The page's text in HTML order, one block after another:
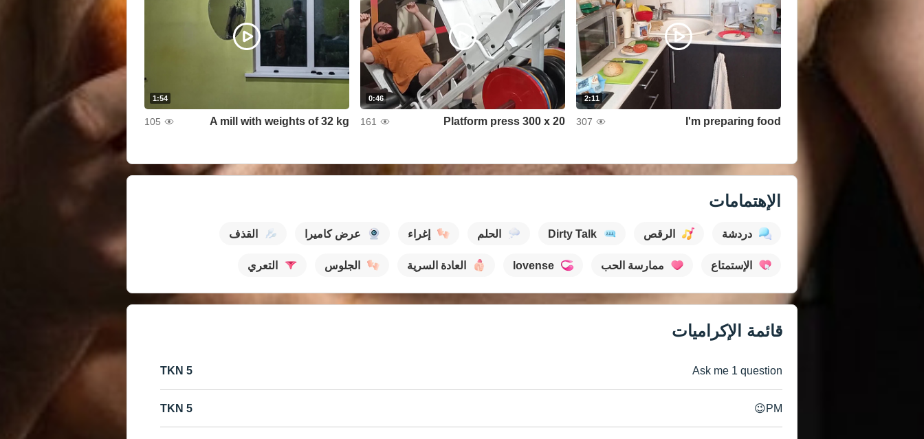
2:11
I'm preparing food
307
0:46
Platform press 300 x 20
161
1:54
A mill with weights of 32 kg
105
الإهتمامات
دردشة الرقص Dirty Talk الحلم إغراء عرض كاميرا القذف
الإستمتاع ممارسة الحب lovense العادة السرية الجلوس التعري
قائمة الإكراميات
Ask me 1 question
5 TKN
PM😉
5 TKN